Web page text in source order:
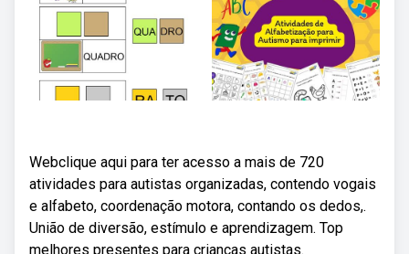
Webclique aqui para ter acesso a mais de 720
atividades para autistas organizadas, contendo vogais
e alfabeto, coordenação motora, contando os dedos,.
União de diversão, estímulo e aprendizagem. Top
melhores presentes para crianças autistas.